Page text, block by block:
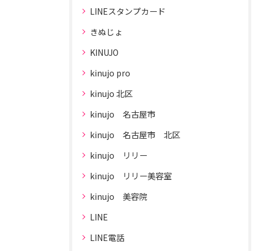
LINEスタンプカード
きぬじょ
KINUJO
kinujo pro
kinujo 北区
kinujo 名古屋市
kinujo 名古屋市 北区
kinujo リリー
kinujo リリー美容室
kinujo 美容院
LINE
LINE電話